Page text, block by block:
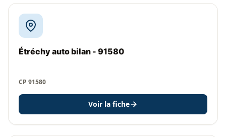
Étréchy auto bilan - 91580
CP 91580
Voir la fiche